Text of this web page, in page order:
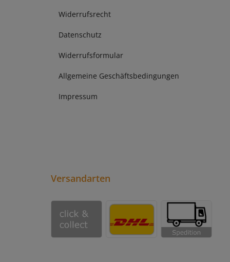
Widerrufsrecht
Datenschutz
Widerrufsformular
Allgemeine Geschäftsbedingungen
Impressum
Versandarten